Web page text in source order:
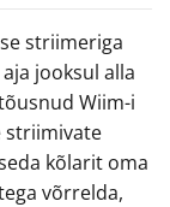
striimeriga
jooksul alla
Wiim-i
striimivate
kõlarit oma
võrrelda,